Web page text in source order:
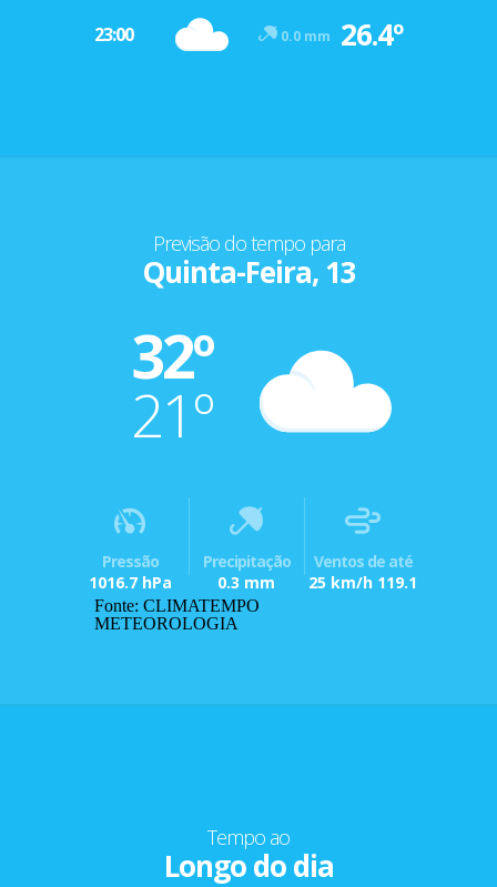
23:00 0.0 mm 26.4º
Previsão do tempo para
Quinta-Feira, 13
32º
21º
Pressão
1016.7 hPa
Precipitação
0.3 mm
Ventos de até
25 km/h 119.1
Fonte: CLIMATEMPO
METEOROLOGIA
Tempo ao
Longo do dia